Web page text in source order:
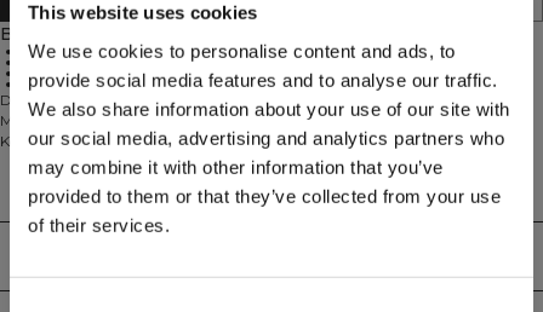
This website uses cookies
We use cookies to personalise content and ads, to
provide social media features and to analyse our traffic.
We also share information about your use of our site with
our social media, advertising and analytics partners who
may combine it with other information that you’ve
provided to them or that they’ve collected from your use
of their services.
Beschreibung
Wollmischung
Hohe Taille
Nahtlose Konstruktion
Blickdicht bei Kniebeugen
Diese hochgeschnittenen Tights kombinieren ein weiches, wärmendes
Material mit einer athletischen, körperbetonten Passform. Die nahtlose
Konstruktion sorgt für Komfort und Bewegungsfreiheit, während der V-
förmige Bund und Mesh-Details entlang der Beine sowohl Stil als auch
Funktionalität bieten. Aus einer hochwertigen Mischung von Polyester,
Lyocell, Wolle, Polyamid und Elastan gefertigt, sind diese Tights außerdem
blickdicht bei Kniebeugen für volles Selbstvertrauen während des Trainings.
Technical Aspects